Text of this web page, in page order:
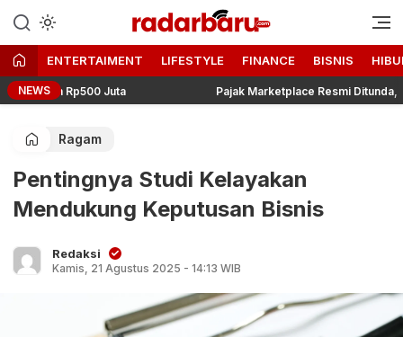
radarbaru.com
Informasi Berita Terbaru dan
Terkini Hari Ini
ENTERTAIMENT LIFESTYLE FINANCE BISNIS
NEWS
Rp500 Juta Pajak Marketplace Resmi Ditunda, Menkeu
Ragam
Pentingnya Studi Kelayakan
Mendukung Keputusan Bisnis
Redaksi
Kamis, 21 Agustus 2025 - 14:13 WIB